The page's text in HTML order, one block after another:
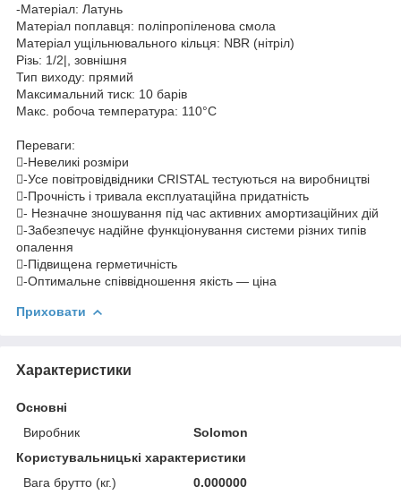
-Матеріал: Латунь
Матеріал поплавця: поліпропіленова смола
Матеріал ущільнювального кільця: NBR (нітріл)
Різь: 1/2|, зовнішня
Тип виходу: прямий
Максимальний тиск: 10 барів
Макс. робоча температура: 110°С
Переваги:
-Невеликі розміри
-Усе повітровідвідники CRISTAL тестуються на виробництві
-Прочність і тривала експлуатаційна придатність
- Незначне зношування під час активних амортизаційних дій
-Забезпечує надійне функціонування системи різних типів
опалення
-Підвищена герметичність
-Оптимальне співвідношення якість — ціна
Приховати
Характеристики
Основні
Виробник
Solomon
Користувальницькі характеристики
Вага брутто (кг.)
0.000000